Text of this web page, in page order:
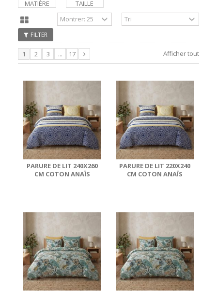
MATIÈRE TAILLE
FILTER
Afficher tout
1 2 3 ... 17
PARURE DE LIT 240X260
CM COTON ANAÏS
PARURE DE LIT 220X240
CM COTON ANAÏS